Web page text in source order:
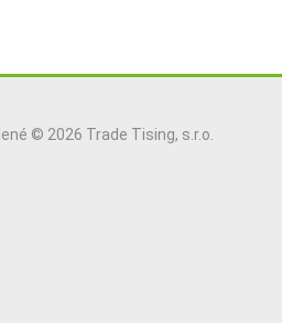
© 2026 Trade Tising, s.r.o.